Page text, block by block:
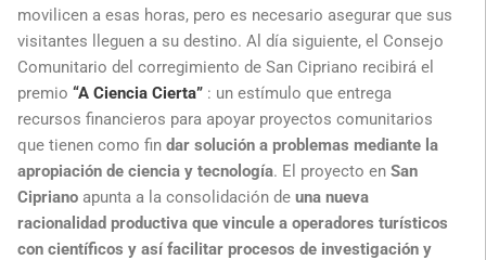
movilicen a esas horas, pero es necesario asegurar que sus
visitantes lleguen a su destino. Al día siguiente, el Consejo
Comunitario del corregimiento de San Cipriano recibirá el
premio “A Ciencia Cierta” : un estímulo que entrega
recursos financieros para apoyar proyectos comunitarios
que tienen como fin dar solución a problemas mediante la
apropiación de ciencia y tecnología. El proyecto en San
Cipriano apunta a la consolidación de una nueva
racionalidad productiva que vincule a operadores turísticos
con científicos y así facilitar procesos de investigación y